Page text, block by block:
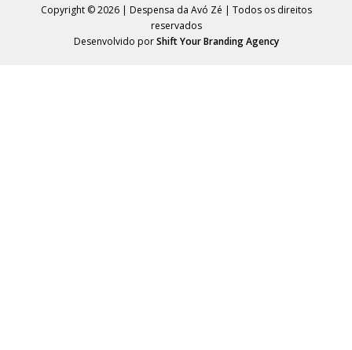
Copyright © 2026 | Despensa da Avó Zé | Todos os direitos
reservados
Desenvolvido porShift Your Branding Agency